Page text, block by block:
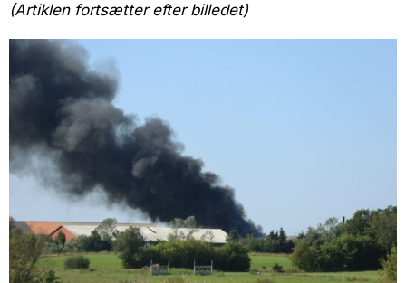
(Artiklen fortsætter efter billedet)